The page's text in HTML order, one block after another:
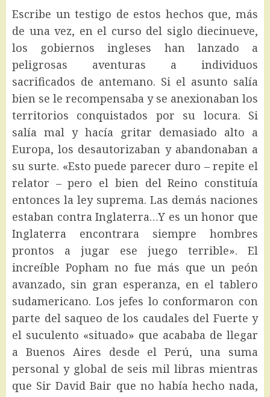
Escribe un testigo de estos hechos que, más
de una vez, en el curso del siglo diecinueve,
los gobiernos ingleses han lanzado a
peligrosas aventuras a individuos
sacrificados de antemano. Si el asunto salía
bien se le recompensaba y se anexionaban los
territorios conquistados por su locura. Si
salía mal y hacía gritar demasiado alto a
Europa, los desautorizaban y abandonaban a
su surte. «Esto puede parecer duro – repite el
relator – pero el bien del Reino constituía
entonces la ley suprema. Las demás naciones
estaban contra Inglaterra…Y es un honor que
Inglaterra encontrara siempre hombres
prontos a jugar ese juego terrible». El
increíble Popham no fue más que un peón
avanzado, sin gran esperanza, en el tablero
sudamericano. Los jefes lo conformaron con
parte del saqueo de los caudales del Fuerte y
el suculento «situado» que acababa de llegar
a Buenos Aires desde el Perú, una suma
personal y global de seis mil libras mientras
que Sir David Bair que no había hecho nada,